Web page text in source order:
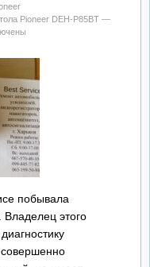
Pioneer DEH-P85BT —
побывала
Владелец этого